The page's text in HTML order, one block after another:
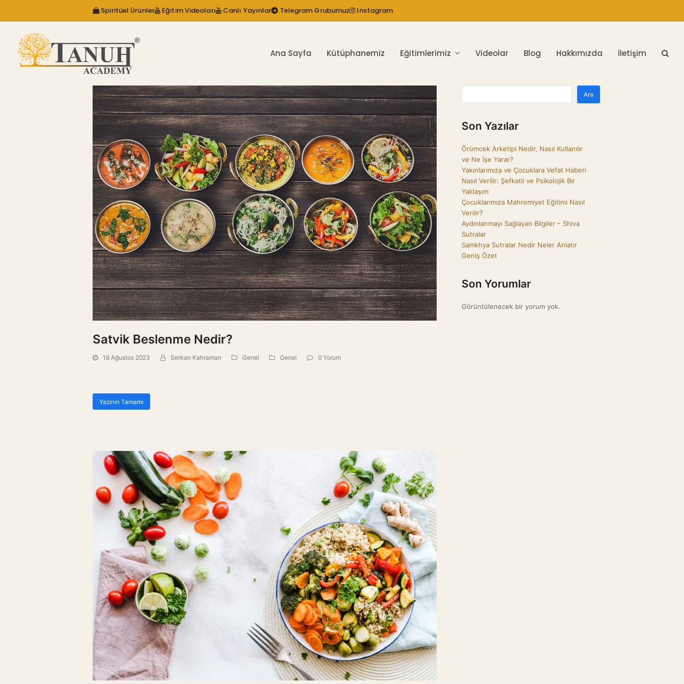
Spiritüel Ürünler Eğitim Videoları Canlı Yayınlar Telegram Grubumuz Instagram
Ana Sayfa Kütüphanemiz Eğitimlerimiz Videolar Blog Hakkımızda İletişim
Satvik Beslenme Nedir?
18 Ağustos 2023 Serkan Kahraman Genel Genel 0 Yorum
Yazının Tamamı
Ara
Son Yazılar
Örümcek Arketipi Nedir, Nasıl Kullanılır
ve Ne İşe Yarar?
Yakınlarımıza ve Çocuklara Vefat Haberi
Nasıl Verilir: Şefkatli ve Psikolojik Bir
Yaklaşım
Çocuklarımıza Mahremiyet Eğitimi Nasıl
Verilir?
Aydınlanmayı Sağlayan Bilgiler – Shiva
Sutralar
Samkhya Sutralar Nedir Neler Anlatır
Geniş Özet
Son Yorumlar
Görüntülenecek bir yorum yok.